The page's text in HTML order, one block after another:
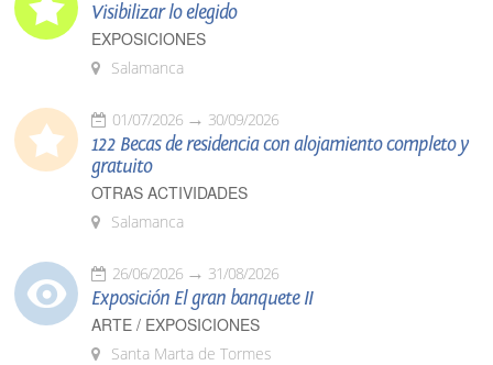
Visibilizar lo elegido
EXPOSICIONES
Salamanca
01/07/2026 30/09/2026
122 Becas de residencia con alojamiento completo y
gratuito
OTRAS ACTIVIDADES
Salamanca
26/06/2026 31/08/2026
Exposición El gran banquete II
ARTE / EXPOSICIONES
Santa Marta de Tormes